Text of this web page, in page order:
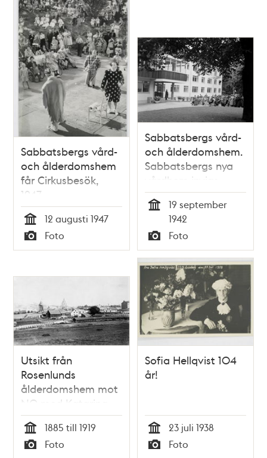
Sabbatsbergs vård-
och ålderdomshem
får Cirkusbesök,
1947
Tid
12 augusti 1947
Typ
Foto
Sabbatsbergs vård-
och ålderdomshem.
Sabbatsbergs nya
vårdhem invigs,
med en ceremoni
på planen framför
byggnaden
19 september
1942
Typ
Foto
Utsikt från
Rosenlunds
ålderdomshem mot
NO med Katarina
kyrka i fonden.
Kvarnen Fatburen
och gården vid
Tid
1885 till 1919
Foto
Sofia Hellqvist 104
år!
Tid
23 juli 1938
Foto